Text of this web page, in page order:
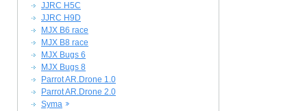
JJRC H5C
JJRC H9D
MJX B6 race
MJX B8 race
MJX Bugs 6
MJX Bugs 8
Parrot AR.Drone 1.0
Parrot AR.Drone 2.0
Syma